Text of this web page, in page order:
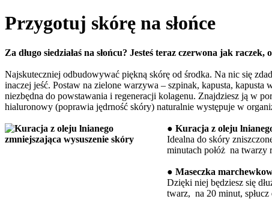
Przygotuj skórę na słońce
Za długo siedziałaś na słońcu? Jesteś teraz czerwona jak
Najskuteczniej odbudowywać piękną skórę od środka. Na nic się
inaczej jeść. Postaw na zielone warzywa – szpinak, kapusta,
niezbędna do powstawania i regeneracji kolagenu. Znajdziesz ją w
hialuronowy (poprawia jędrność skóry) naturalnie występuje w
● Kuracja z oleju
Idealna do skóry
minutach połóż na twarzy
● Maseczka
Dzięki niej będziesz się
twarz, na 20 minut, spłucz